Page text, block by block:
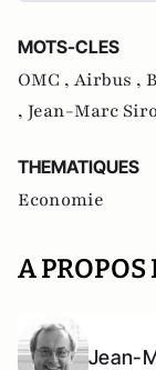
MOTS-CLES
OMC , Airbus ,
, Jean-Marc
THEMATIQUES
Economie
A PROPOS
Jean-